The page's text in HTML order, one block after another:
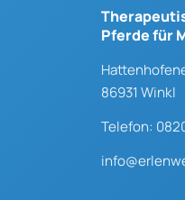
Pferde für
86931 Winkl
Telefon: